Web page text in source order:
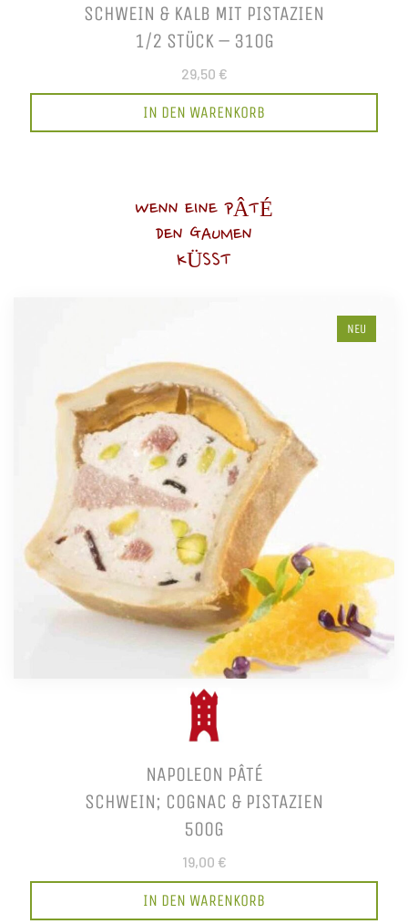
SCHWEIN & KALB MIT PISTAZIEN
1/2 STÜCK – 310G
29,50 €
IN DEN WARENKORB
WENN EINE PÂTÉ
DEN GAUMEN
KÜSST
NEU
NAPOLEON PÂTÉ
SCHWEIN; COGNAC & PISTAZIEN
500G
19,00 €
IN DEN WARENKORB